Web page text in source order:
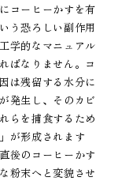
コーヒーかすを有
う恐ろしい副作用
学的なマニュアル
ばなりません。コ
は残留する水分に
発生し、そのカビ
らを捕食するため
が形成されます
後のコーヒーかす
粉末へと変貌させ